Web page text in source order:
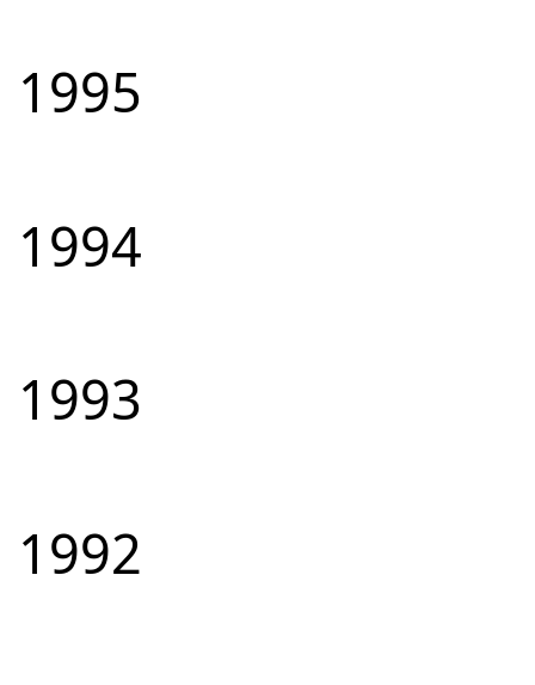
1995
1994
1993
1992